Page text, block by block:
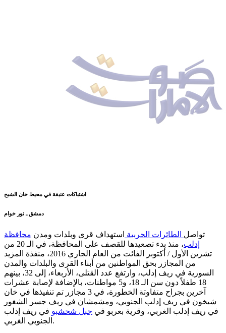
اشتباكات عنيفة في محيط خان الشيح
دمشق ـ نور خوام
تواصل الطائرات الحربية استهداف قرى وبلدات ومدن محافظة
إدلب
، منذ بدء تصعيدها للقصف على المحافظة، في الـ 20 من
تشرين الأول / أكتوبر الفائت من العام الجاري 2016، منفذة المزيد
من المجازر بحق المواطنين من أبناء القرى والبلدات والمدن
السورية في ريف إدلب، وارتفع عدد القتلى، الأربعاء، إلى 32، بينهم
18 طفلاً دون سن الـ 18، و5 مواطنات، بالإضافة لإصابة عشرات
آخرين بجراح متفاوتة الخطورة، في 3 مجازر تم تنفيذها في خان
شيخون في ريف إدلب الجنوبي، ومشمشان في ريف جسر الشغور
في ريف إدلب الغربي، وقرية بعربو في جبل شحشبو في ريف إدلب
الجنوبي الغربي.